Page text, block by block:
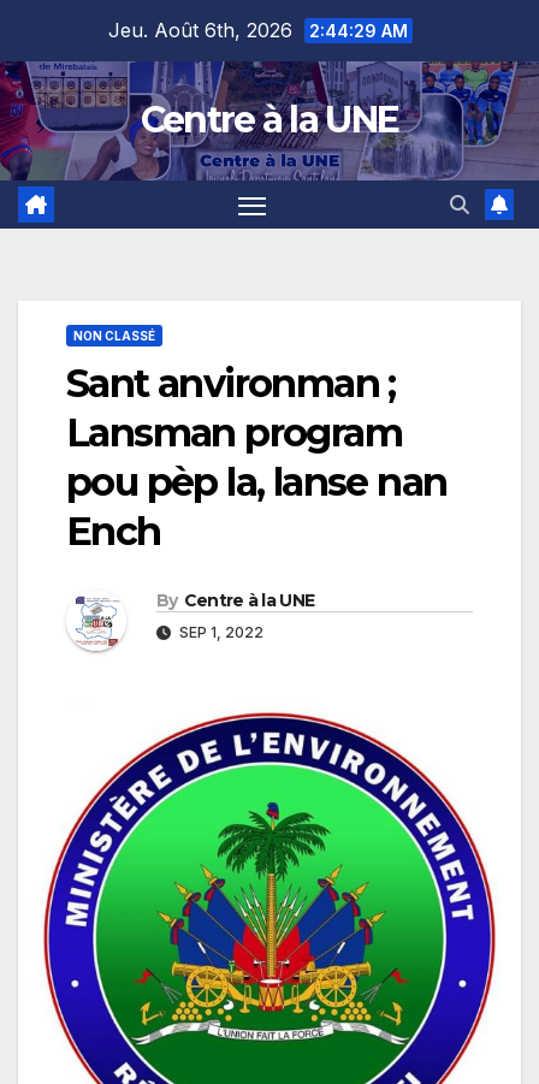
content
Jeu. Août 6th, 2026 2:44:30 AM
Centre à la UNE
NON CLASSÉ
Sant anvironman ;
Lansman program
pou pèp la, lanse nan
Ench
By Centre à la UNE
SEP 1, 2022